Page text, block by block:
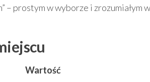
– prostym w wyborze i zrozumiałym w
Wartość